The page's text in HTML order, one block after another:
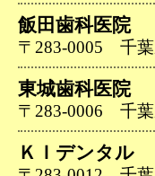
飯田歯科医院
〒283-0005 千葉
東城歯科医院
〒283-0006 千葉
ＫＩデンタル